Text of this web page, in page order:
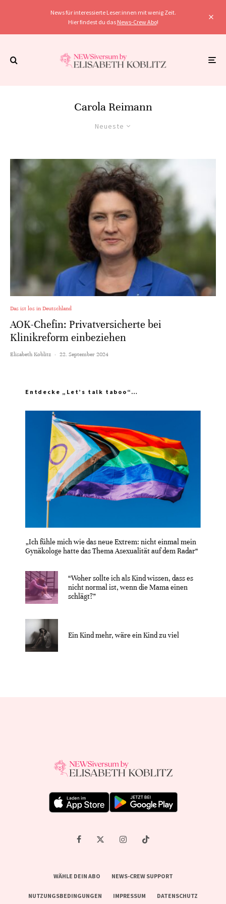
News für interessierte Leser:innen mit wenig Zeit.
Hier findest du das News-Crew Abo!
Carola Reimann
Neueste
Das ist los in Deutschland
AOK-Chefin: Privatversicherte bei
Klinikreform einbeziehen
Elisabeth Koblitz · 22. September 2024
Entdecke „Let’s talk taboo“…
„Ich fühle mich wie das neue Extrem: nicht einmal mein
Gynäkologe hatte das Thema Asexualität auf dem Radar“
“Woher sollte ich als Kind wissen, dass es
nicht normal ist, wenn die Mama einen
schlägt?”
Ein Kind mehr, wäre ein Kind zu viel
WÄHLE DEIN ABO NEWS-CREW SUPPORT
NUTZUNGSBEDINGUNGEN IMPRESSUM DATENSCHUTZ